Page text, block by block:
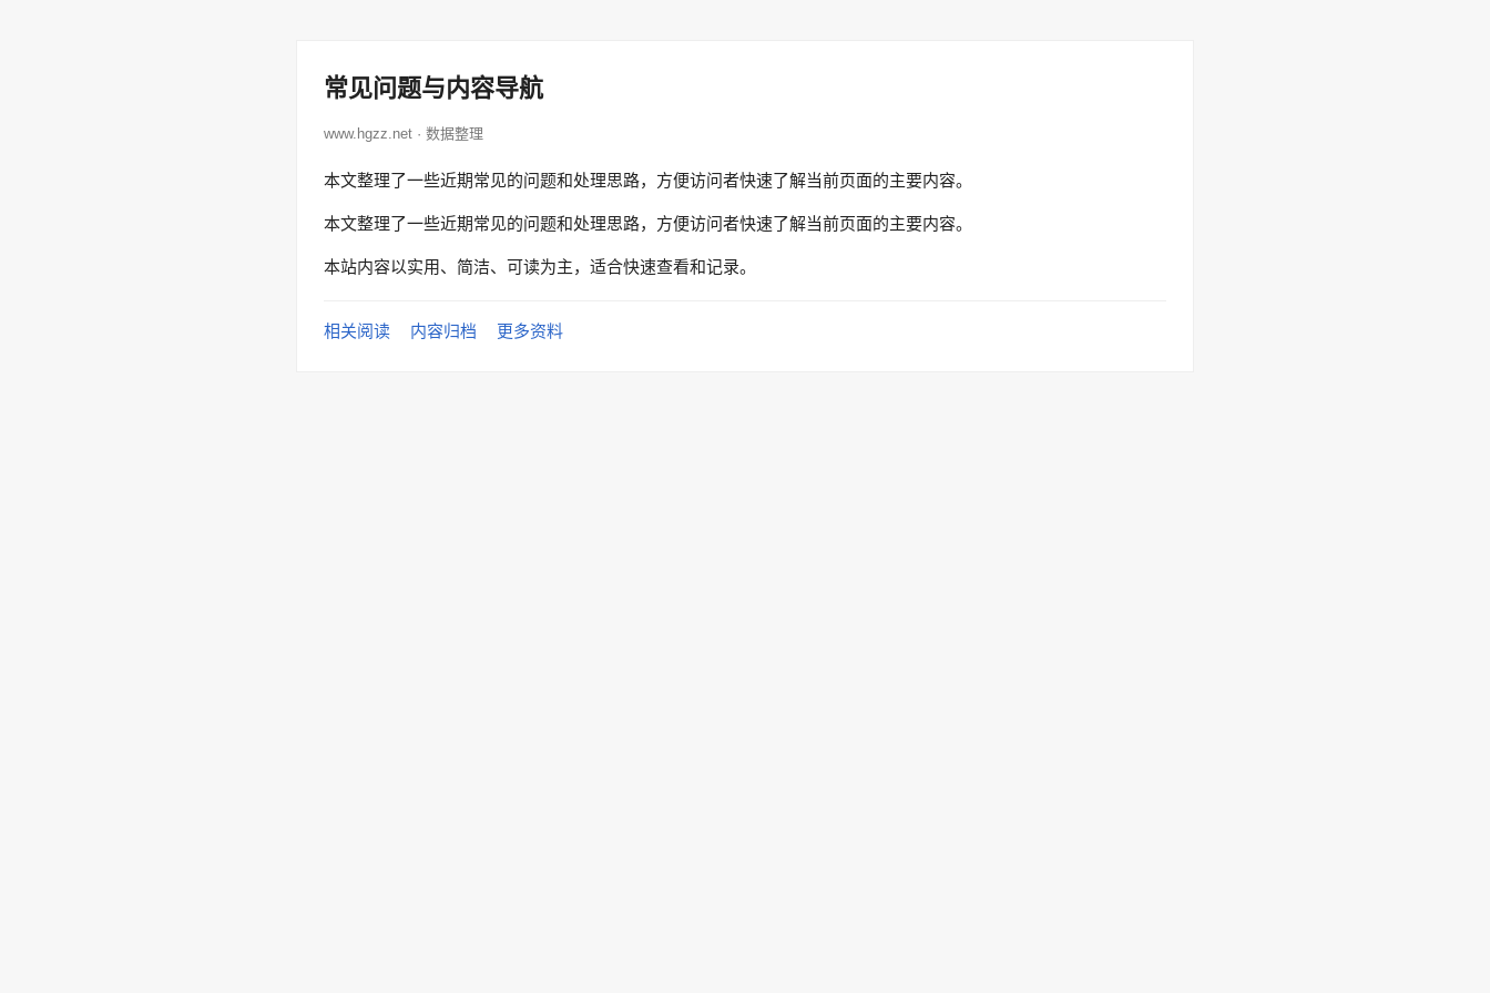
常见问题与内容导航
www.hgzz.net · 数据整理
本文整理了一些近期常见的问题和处理思路，方便访问者快速了解当前页面的主要内容。
本文整理了一些近期常见的问题和处理思路，方便访问者快速了解当前页面的主要内容。
本站内容以实用、简洁、可读为主，适合快速查看和记录。
相关阅读 内容归档 更多资料